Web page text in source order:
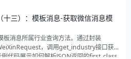
三）：模板消息-获取微信消息模
消息所属行业查询方法。通过封装
，调用get_industry接口获
代码展示如何解析JSON返回的first_class